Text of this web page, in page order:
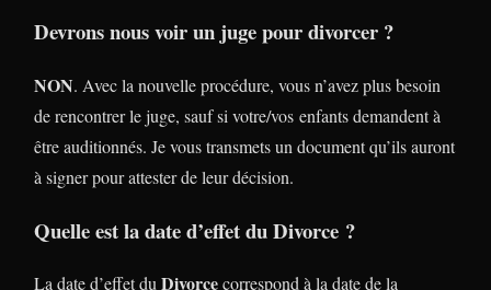
Devrons nous voir un juge pour divorcer ?
NON. Avec la nouvelle procédure, vous n’avez plus besoin
de rencontrer le juge, sauf si votre/vos enfants demandent à
être auditionnés. Je vous transmets un document qu’ils auront
à signer pour attester de leur décision.
Quelle est la date d’effet du Divorce ?
La date d’effet duDivorcecorrespond à la date de la